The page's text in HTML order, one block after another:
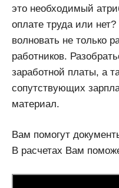
это необходимый
оплате труда или
волновать не только
работников.
заработной платы, а
сопутствующих
материал.
Вам помогут
В расчетах Вам